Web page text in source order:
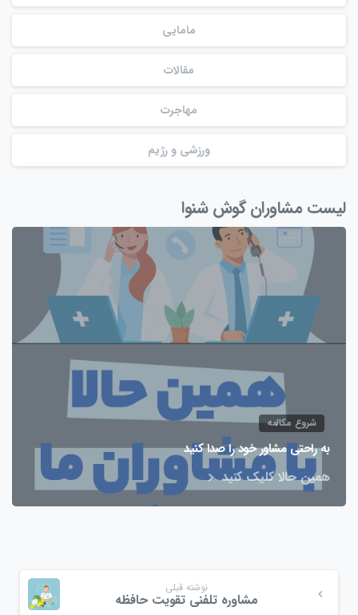
مامایی
مقالات
مهاجرت
ورزشی و رژیم
لیست مشاوران گوش شنوا
شروع مکالمه
به راحتی مشاور خود را صدا کنید
همین حالا کلیک کنید
نوشته قبلی
مشاوره تلفنی تقویت حافظه